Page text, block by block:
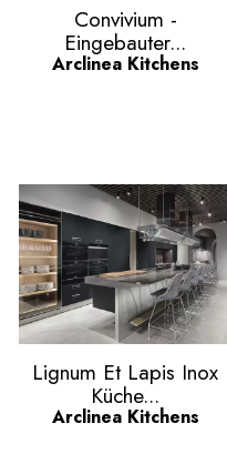
Vorschau
Convivium -
Eingebauter...
Arclinea Kitchens
 Vorschau
Lignum Et Lapis Inox
Küche...
Arclinea Kitchens